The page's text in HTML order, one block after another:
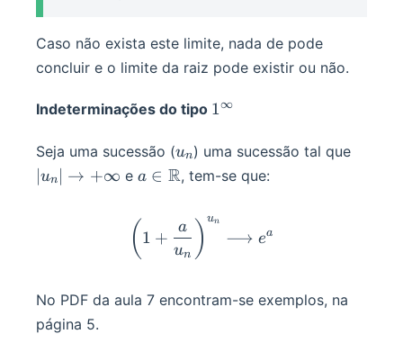
Caso não exista este limite, nada de pode
concluir e o limite da raiz pode existir ou não.
Indeterminações do tipo 1^\infin
1∞
Seja uma sucessão (u_n
un) uma sucessão tal que
∣un ∣ → +∞ e a\in\mathbb
a ∈ R, tem-se que:
\bigg(1+\frac a
( 1 +
un
a ) un
⟶ ea
No PDF da aula 7 encontram-se exemplos, na
página 5.